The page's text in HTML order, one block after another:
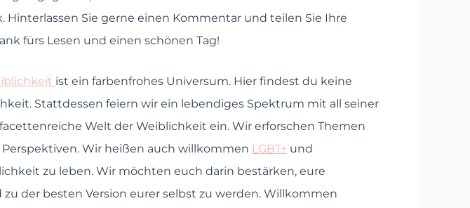
Sie gerne einen Kommentar und teilen Sie Ihre
fürs Lesen und einen schönen Tag!
ist ein farbenfrohes Universum. Hier findest du keine
Stattdessen feiern wir ein lebendiges Spektrum mit all seiner
Welt der Weiblichkeit ein. Wir erforschen Themen
Wir heißen auch willkommen LGBT+ und
zu leben. Wir möchten euch darin bestärken, eure
der besten Version eurer selbst zu werden. Willkommen